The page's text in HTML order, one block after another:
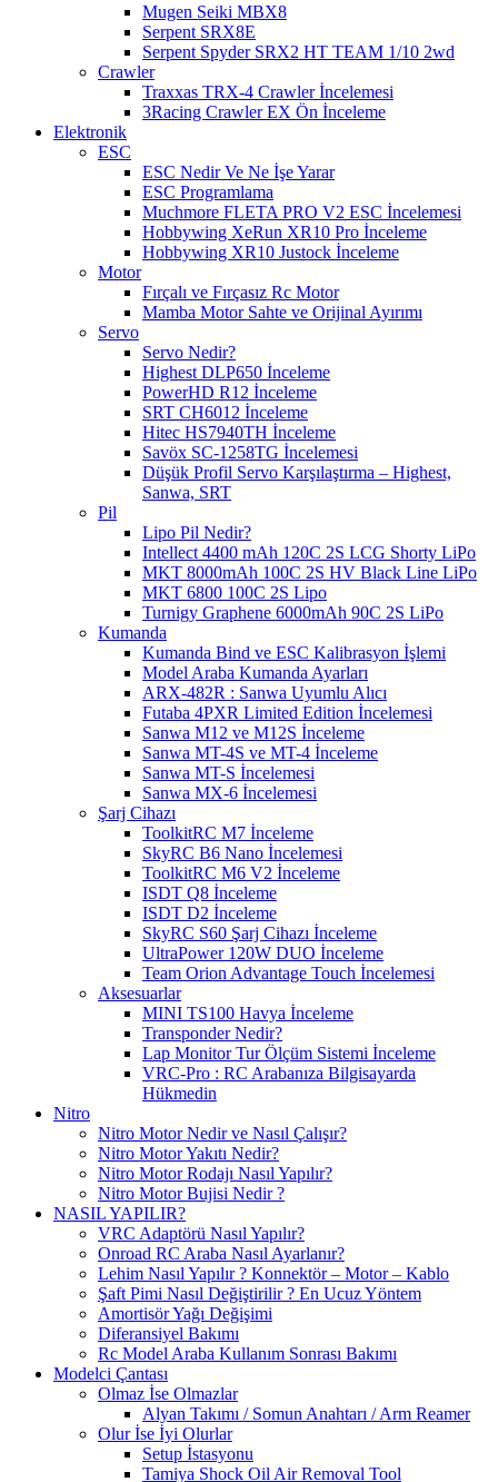
Mugen Seiki MBX8
Serpent SRX8E
Serpent Spyder SRX2 HT TEAM 1/10 2wd
Crawler
Traxxas TRX-4 Crawler İncelemesi
3Racing Crawler EX Ön İnceleme
Elektronik
ESC
ESC Nedir Ve Ne İşe Yarar
ESC Programlama
Muchmore FLETA PRO V2 ESC İncelemesi
Hobbywing XeRun XR10 Pro İnceleme
Hobbywing XR10 Justock İnceleme
Motor
Fırçalı ve Fırçasız Rc Motor
Mamba Motor Sahte ve Orijinal Ayırımı
Servo
Servo Nedir?
Highest DLP650 İnceleme
PowerHD R12 İnceleme
SRT CH6012 İnceleme
Hitec HS7940TH İnceleme
Savöx SC-1258TG İncelemesi
Düşük Profil Servo Karşılaştırma – Highest,
Sanwa, SRT
Pil
Lipo Pil Nedir?
Intellect 4400 mAh 120C 2S LCG Shorty LiPo
MKT 8000mAh 100C 2S HV Black Line LiPo
MKT 6800 100C 2S Lipo
Turnigy Graphene 6000mAh 90C 2S LiPo
Kumanda
Kumanda Bind ve ESC Kalibrasyon İşlemi
Model Araba Kumanda Ayarları
ARX-482R : Sanwa Uyumlu Alıcı
Futaba 4PXR Limited Edition İncelemesi
Sanwa M12 ve M12S İnceleme
Sanwa MT-4S ve MT-4 İnceleme
Sanwa MT-S İncelemesi
Sanwa MX-6 İncelemesi
Şarj Cihazı
ToolkitRC M7 İnceleme
SkyRC B6 Nano İncelemesi
ToolkitRC M6 V2 İnceleme
ISDT Q8 İnceleme
ISDT D2 İnceleme
SkyRC S60 Şarj Cihazı İnceleme
UltraPower 120W DUO İnceleme
Team Orion Advantage Touch İncelemesi
Aksesuarlar
MINI TS100 Havya İnceleme
Transponder Nedir?
Lap Monitor Tur Ölçüm Sistemi İnceleme
VRC-Pro : RC Arabanıza Bilgisayarda
Hükmedin
Nitro
Nitro Motor Nedir ve Nasıl Çalışır?
Nitro Motor Yakıtı Nedir?
Nitro Motor Rodajı Nasıl Yapılır?
Nitro Motor Bujisi Nedir ?
NASIL YAPILIR?
VRC Adaptörü Nasıl Yapılır?
Onroad RC Araba Nasıl Ayarlanır?
Lehim Nasıl Yapılır ? Konnektör – Motor – Kablo
Şaft Pimi Nasıl Değiştirilir ? En Ucuz Yöntem
Amortisör Yağı Değişimi
Diferansiyel Bakımı
Rc Model Araba Kullanım Sonrası Bakımı
Modelci Çantası
Olmaz İse Olmazlar
Alyan Takımı / Somun Anahtarı / Arm Reamer
Olur İse İyi Olurlar
Setup İstasyonu
Tamiya Shock Oil Air Removal Tool